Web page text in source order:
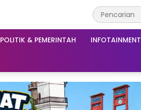
POLITIK & PEMERINTAH INFOTAINMENT